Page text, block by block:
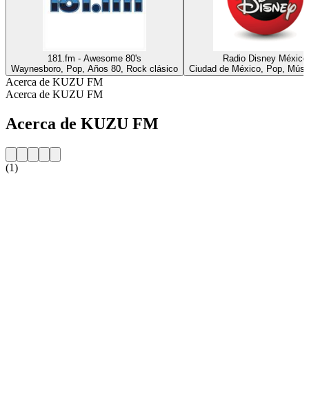
181.fm - Awesome 80's
Waynesboro, Pop, Años 80, Rock clásico
Radio Disney México
Ciudad de México, Pop,
Acerca de KUZU FM
Acerca de KUZU FM
Acerca de KUZU FM
(1)